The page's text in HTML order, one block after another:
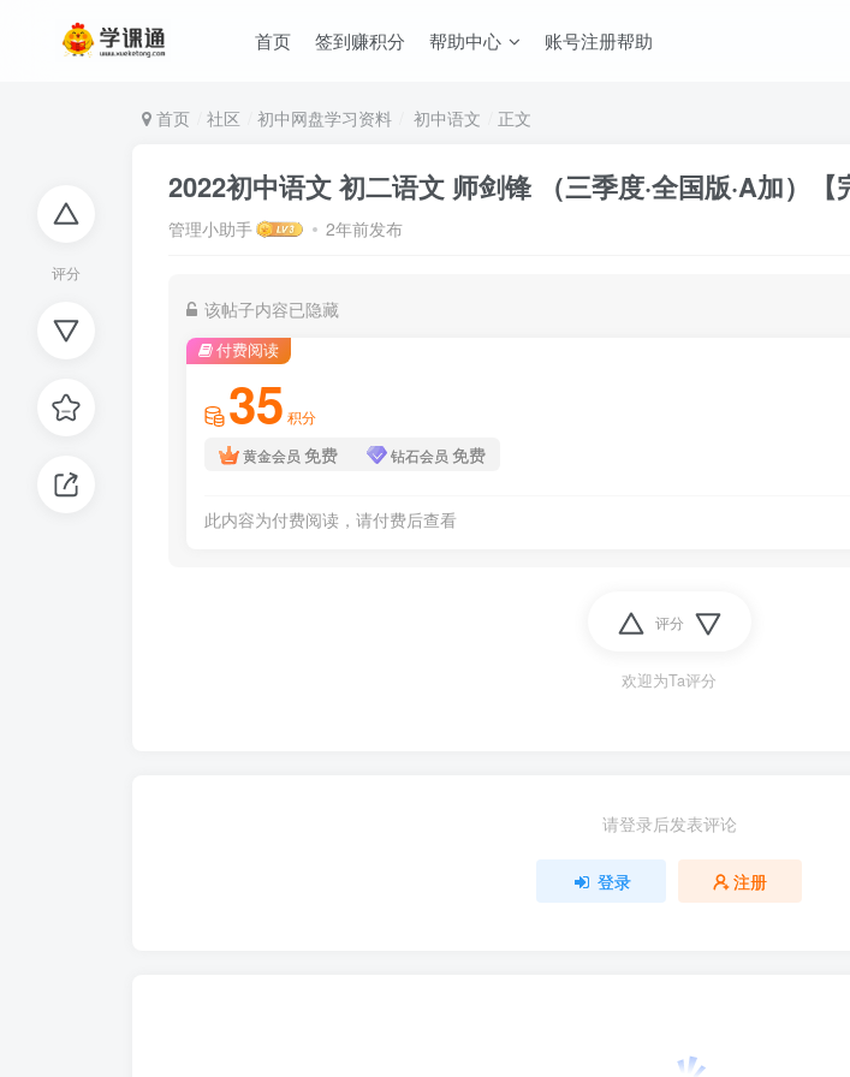
首页 签到赚积分 帮助中心 账号注册帮助
评分
首页 社区 初中网盘学习资料 初中语文 正文
2022初中语文 初二语文 师剑锋 （三季度·全国版·A加）【
管理小助手 2年前发布
该帖子内容已隐藏
付费阅读
35 积分
黄金会员 免费 钻石会员 免费
此内容为付费阅读，请付费后查看
评分
欢迎为Ta评分
请登录后发表评论
登录 注册